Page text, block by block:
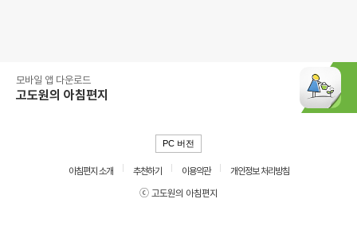
모바일 앱 다운로드
고도원의 아침편지
PC 버전
아침편지 소개 추천하기 이용약관
개인정보 처리방침
ⓒ 고도원의 아침편지